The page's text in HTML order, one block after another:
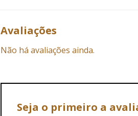
Avaliações
Não há avaliações ainda.
Seja o primeiro a avaliar